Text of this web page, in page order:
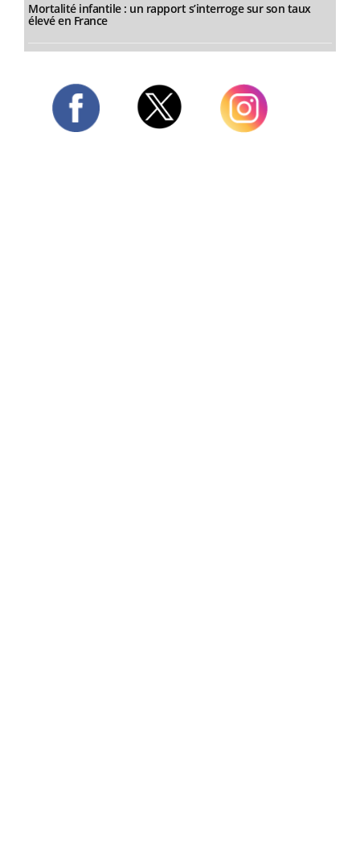
Mortalité infantile : un rapport s’interroge sur son taux
élevé en France